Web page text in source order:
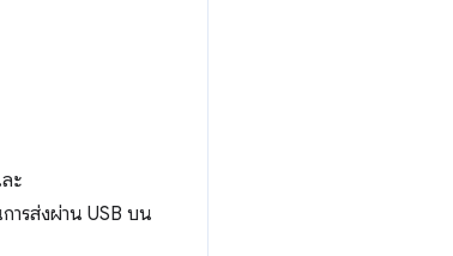
ะ
ารส่งผ่าน USB บน